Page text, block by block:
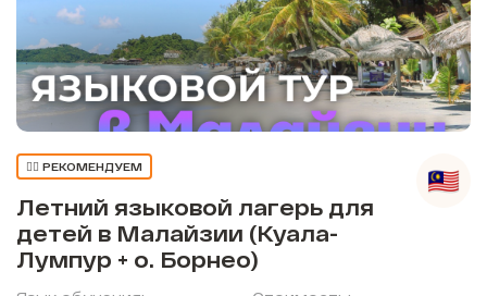
👍🏼 РЕКОМЕНДУЕМ
Летний языковой лагерь для
детей в Малайзии (Куала-
Лумпур + о. Борнео)